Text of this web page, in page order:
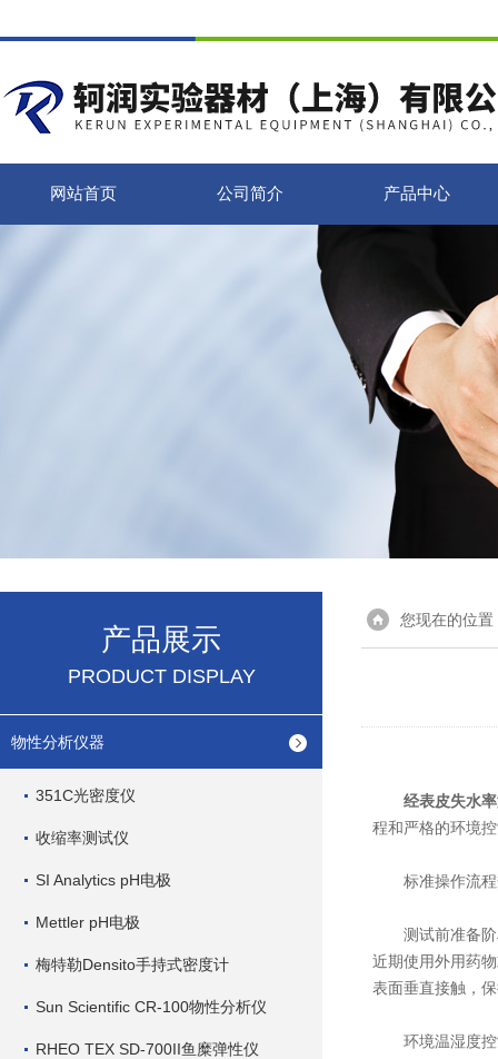
网站首页 公司简介 产品中心
产品展示
PRODUCT DISPLAY
物性分析仪器
351C光密度仪
收缩率测试仪
SI Analytics pH电极
Mettler pH电极
梅特勒Densito手持式密度计
Sun Scientific CR-100物性分析仪
RHEO TEX SD-700II鱼糜弹性仪
您现在的位置
经表皮失水
程和严格的环境
标准操作流程
测试前准备阶
近期使用外用药
表面垂直接触，
环境温湿度控